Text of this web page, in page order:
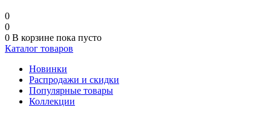
0
0
0 В корзине пока пусто
Каталог товаров
Новинки
Распродажи и скидки
Популярные товары
Коллекции